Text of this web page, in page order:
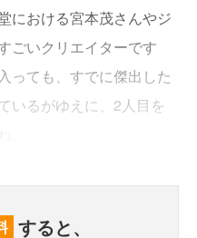
における宮本茂さんやジ
ごいクリエイターです
っても、すでに傑出した
いるがゆえに、2人目を
すると、